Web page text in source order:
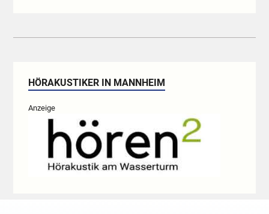
HÖRAKUSTIKER IN MANNHEIM
Anzeige